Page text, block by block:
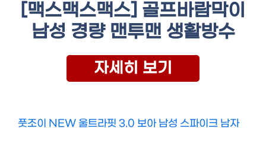
[맥스맥스맥스] 골프바람막이
남성 경량 맨투맨 생활방수
자세히 보기
풋조이 NEW 울트라핏 3.0 보아 남성 스파이크 남자